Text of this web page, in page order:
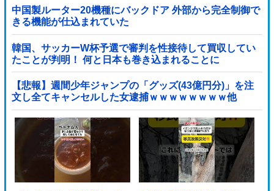
中国製ルーター20機種にバックドア 外部から完全制御で
きる機能が仕込まれていた
韓国、サッカーW杯予選で審判を性接待して買収してい
たことが判明！ 何と日本も巻き込まれることに
【悲報】週間少年ジャンプの「グッズ(43億円分)」を注
文し全てキャンセルした女逮捕ｗｗｗｗｗｗｗｗ他